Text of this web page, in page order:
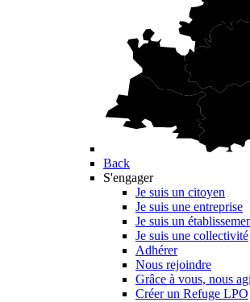
Back
S'engager
Je suis un citoyen
Je suis une entreprise
Je suis un
Je suis une collectivité
Adhérer
Nous rejoindre
Grâce à vous, nous
Créer un Refuge LPO